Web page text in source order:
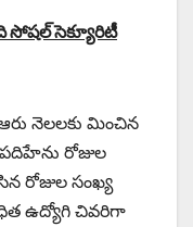
సోషల్ సెక్యూరిటీ
నెలలకు మించిన
రోజుల
రోజుల సంఖ్య
ఉద్యోగి చివరిగా